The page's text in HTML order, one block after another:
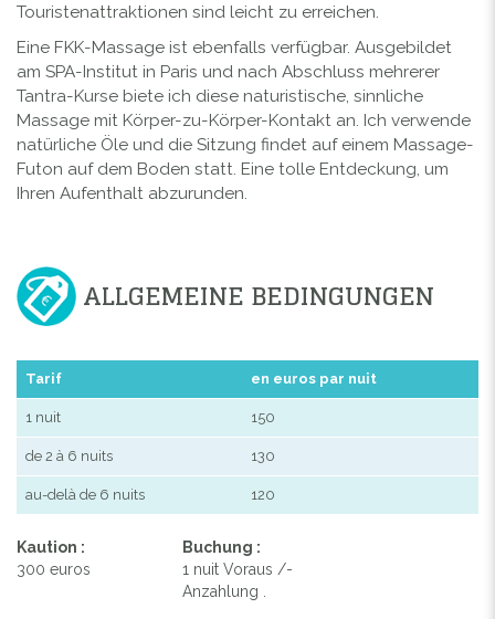
Touristenattraktionen sind leicht zu erreichen.
Eine FKK-Massage ist ebenfalls verfügbar. Ausgebildet
am SPA-Institut in Paris und nach Abschluss mehrerer
Tantra-Kurse biete ich diese naturistische, sinnliche
Massage mit Körper-zu-Körper-Kontakt an. Ich verwende
natürliche Öle und die Sitzung findet auf einem Massage-
Futon auf dem Boden statt. Eine tolle Entdeckung, um
Ihren Aufenthalt abzurunden.
ALLGEMEINE BEDINGUNGEN
Tarif en euros par nuit
1 nuit 150
de 2 à 6 nuits 130
au-delà de 6 nuits 120
Kaution :
300 euros
Buchung :
1 nuit Voraus /-
Anzahlung .